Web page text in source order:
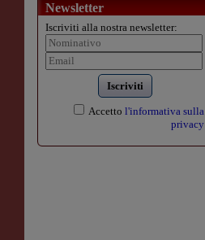
Newsletter
Iscriviti alla nostra newsletter:
Iscriviti
Accetto l'informativa sulla
privacy